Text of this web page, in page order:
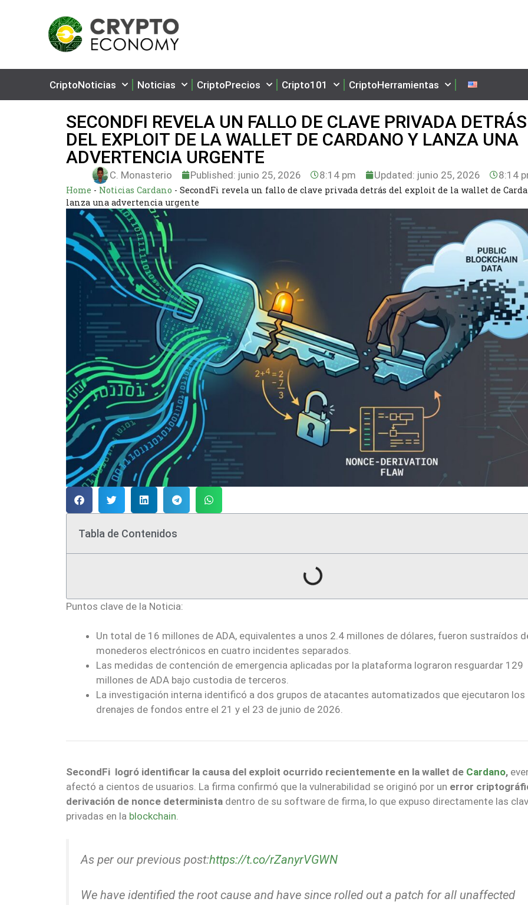
CriptoNoticias Noticias CriptoPrecios Cripto101 CriptoHerramientas
SECONDFI REVELA UN FALLO DE CLAVE PRIVADA DETRÁS
DEL EXPLOIT DE LA WALLET DE CARDANO Y LANZA UNA
ADVERTENCIA URGENTE
C. Monasterio Published: junio 25, 2026 8:14 pm Updated: junio 25, 2026 8:14
Home - Noticias Cardano - SecondFi revela un fallo de clave privada detrás del exploit de la wallet de
lanza una advertencia urgente
Tabla de Contenidos
Puntos clave de la Noticia:
Un total de 16 millones de ADA, equivalentes a unos 2.4 millones de dólares, fueron sustraídos
monederos electrónicos en cuatro incidentes separados.
Las medidas de contención de emergencia aplicadas por la plataforma lograron resguardar 129
millones de ADA bajo custodia de terceros.
La investigación interna identificó a dos grupos de atacantes automatizados que ejecutaron los
drenajes de fondos entre el 21 y el 23 de junio de 2026.
SecondFi logró identificar la causa del exploit ocurrido recientemente en la wallet de Cardano,
afectó a cientos de usuarios. La firma confirmó que la vulnerabilidad se originó por un error
derivación de nonce determinista dentro de su software de firma, lo que expuso directamente las
privadas en la blockchain.
As per our previous post:https://t.co/rZanyrVGWN
We have identified the root cause and have since rolled out a patch for all unaffected